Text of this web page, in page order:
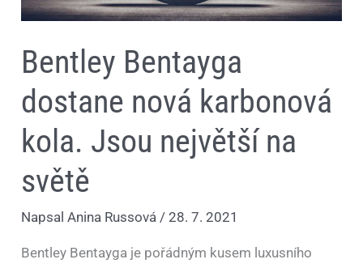
Bentley Bentayga
dostane nová karbonová
kola. Jsou největší na
světě
NapsalAnina Russová /28. 7. 2021
Bentley Bentayga je pořádným kusem luxusního